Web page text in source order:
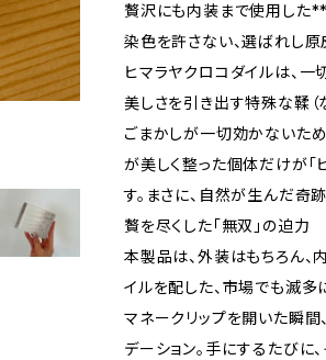
贅沢にも内装まで使用した**
染色を許さない、選ばれし
ヒマラヤクロコダイルは、
美しさを引き出す特殊な鞣（
ごまかしが一切効かないため
が美しく整った個体だけが「
す。まさに、自然が生んだ奇
贅を尽くした「無双」の迫力
本製品は、外装はもちろん
イルを配した、市場でも滅多
マネークリップを開いた瞬
デーション。手にするたびに